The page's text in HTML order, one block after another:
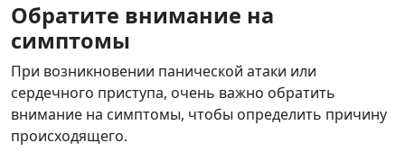
Обратите внимание на
симптомы
При возникновении панической атаки или
сердечного приступа, очень важно обратить
внимание на симптомы, чтобы определить причину
происходящего.